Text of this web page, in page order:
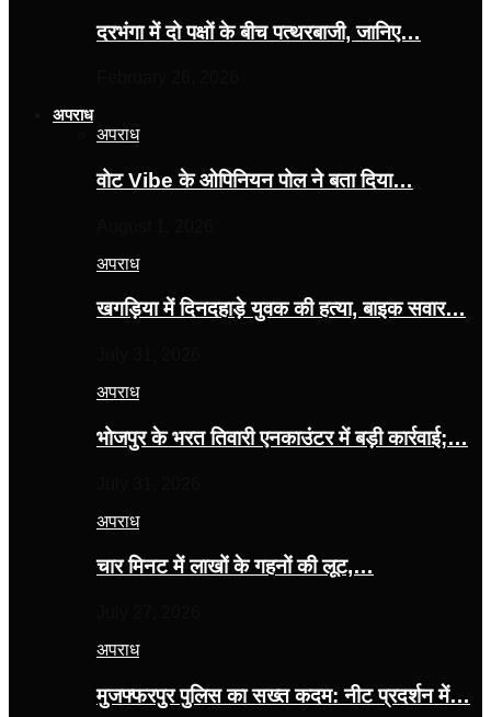
दरभंगा में दो पक्षों के बीच पत्थरबाजी, जानिए…
अपराध
अपराध
वोट Vibe के ओपिनियन पोल ने बता दिया…
अपराध
खगड़िया में दिनदहाड़े युवक की हत्या, बाइक सवार…
अपराध
भोजपुर के भरत तिवारी एनकाउंटर में बड़ी कार्रवाई;…
अपराध
चार मिनट में लाखों के गहनों की लूट,…
अपराध
मुजफ्फरपुर पुलिस का सख्त कदम: नीट प्रदर्शन में…